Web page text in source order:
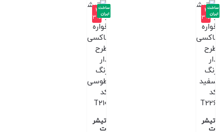
-3
3%
تیشر
ت
ساخت
ایران
-3
3%
تیشر
ت
ساخت
ایران